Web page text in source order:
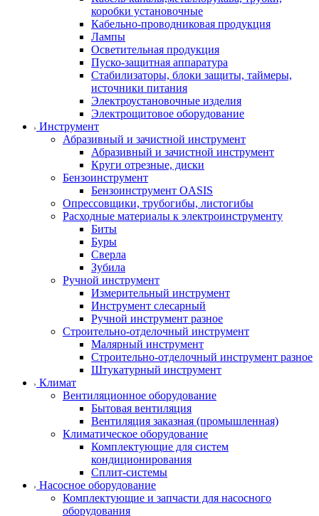
коробки установочные
Кабельно-проводниковая продукция
Лампы
Осветительная продукция
Пуско-защитная аппаратура
Стабилизаторы, блоки защиты, таймеры,
источники питания
Электроустановочные изделия
Электрощитовое оборудование
Инструмент
Абразивный и зачистной инструмент
Абразивный и зачистной инструмент
Круги отрезные, диски
Бензоинструмент
Бензоинструмент OASIS
Опрессовщики, трубогибы, листогибы
Расходные материалы к электроинструменту
Биты
Буры
Сверла
Зубила
Ручной инструмент
Измерительный инструмент
Инструмент слесарный
Ручной инструмент разное
Строительно-отделочный инструмент
Малярный инструмент
Строительно-отделочный инструмент разное
Штукатурный инструмент
Климат
Вентиляционное оборудование
Бытовая вентиляция
Вентиляция заказная (промышленная)
Климатическое оборудование
Комплектующие для систем
кондиционирования
Сплит-системы
Насосное оборудование
Комплектующие и запчасти для насосного
оборудования